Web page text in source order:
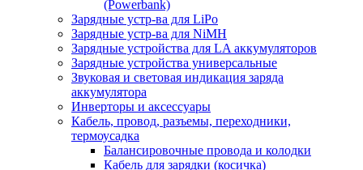
(Powerbank)
Зарядные устр-ва для LiPo
Зарядные устр-ва для NiMH
Зарядные устройства для LA аккумуляторов
Зарядные устройства универсальные
Звуковая и световая индикация заряда
аккумулятора
Инверторы и аксессуары
Кабель, провод, разъемы, переходники,
термоусадка
Балансировочные провода и колодки
Кабель для зарядки (косичка)